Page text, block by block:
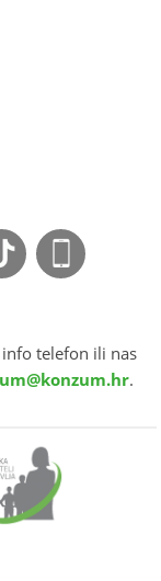
telefon ili nas
.